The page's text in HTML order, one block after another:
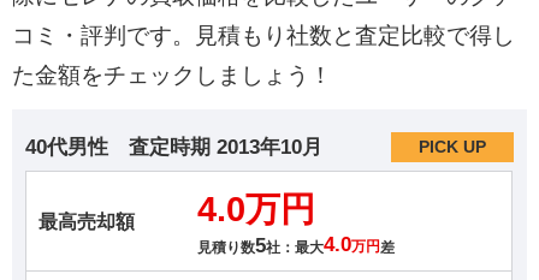
コミ・評判です。見積もり社数と査定比較で得し
た金額をチェックしましょう！
40代男性 査定時期 2013年10月 PICK UP
最高売却額 4.0万円
見積り数5社：最大4.0万円 差